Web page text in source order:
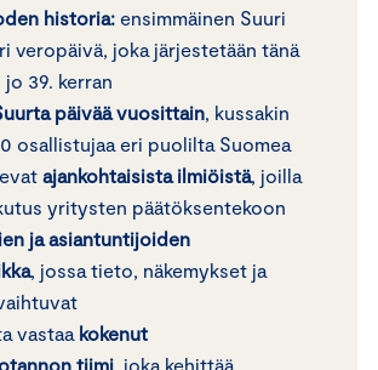
historia: ensimmäinen Suuri
veropäivä, joka järjestetään tänä
39. kerran
päivää vuosittain, kussakin
osallistujaa eri puolilta Suomea
ajankohtaisista ilmiöistä, joilla
yritysten päätöksentekoon
ja asiantuntijoiden
, jossa tieto, näkemykset ja
vastaa kokenut
tiimi, joka kehittää